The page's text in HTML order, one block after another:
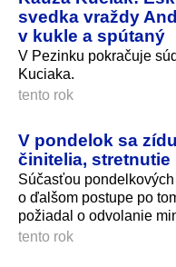
svedka vraždy
v kukle a spútaný
V Pezinku pokračuje
Kuciaka.
tento rok
V pondelok sa
činitelia,
Súčasťou
o ďalšom postupe po
požiadal o odvolanie
tento rok